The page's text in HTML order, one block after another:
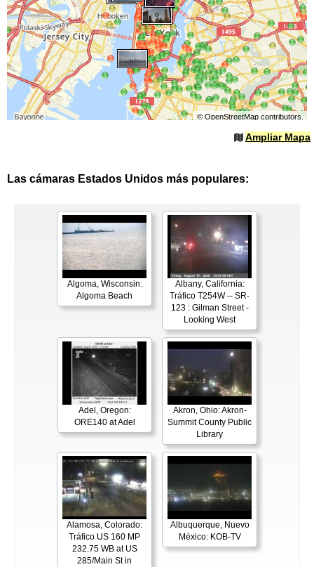
©OpenStreetMapcontributors.
Ampliar Mapa
Las cámaras Estados Unidos más populares:
Algoma, Wisconsin:
Algoma Beach
Albany, California:
Tráfico T254W -- SR-
123 : Gilman Street -
Looking West
Adel, Oregon:
ORE140 at Adel
Akron, Ohio: Akron-
Summit County Public
Library
Alamosa, Colorado:
Tráfico US 160 MP
232.75 WB at US
285/Main St in
Albuquerque, Nuevo
México: KOB-TV